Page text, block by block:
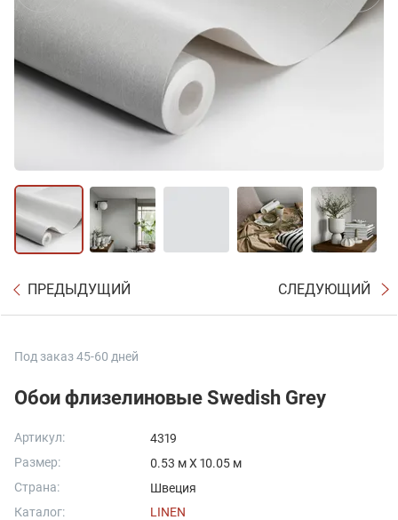
ПРЕДЫДУЩИЙ СЛЕДУЮЩИЙ
Под заказ 45-60 дней
Обои флизелиновые Swedish Grey
Артикул:
4319
Размер:
0.53 м X 10.05 м
Страна:
Швеция
Каталог:
LINEN